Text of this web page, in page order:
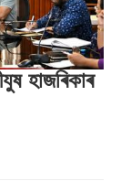
হাজৰিকাৰ